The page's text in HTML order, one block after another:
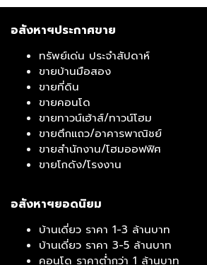
อสังหาฯประกาศขาย
ทรัพย์เด่น ประจำสัปดาห์
ขายบ้านมือสอง
ขายที่ดิน
ขายคอนโด
ขายทาวน์เฮ้าส์/ทาวน์โฮม
ขายตึกแถว/อาคารพาณิชย์
ขายสำนักงาน/โฮมออฟฟิศ
ขายโกดัง/โรงงาน
อสังหาฯยอดนิยม
บ้านเดี่ยว ราคา 1-3 ล้านบาท
บ้านเดี่ยว ราคา 3-5 ล้านบาท
คอนโด ราคาต่ำกว่า 1 ล้านบาท